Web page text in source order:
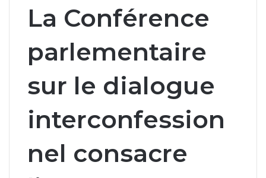
La Conférence
parlementaire
sur le dialogue
interconfession
nel consacre